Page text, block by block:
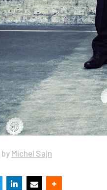
by Michel Sajn